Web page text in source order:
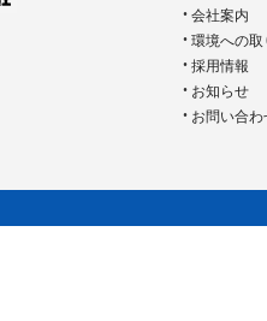
会社案内
環境への取
採用情報
お知らせ
お問い合わ